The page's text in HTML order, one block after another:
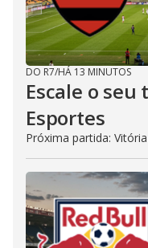
DO R7/HÁ 13 MINUTOS
Escale o
Esportes
Próxima partida: